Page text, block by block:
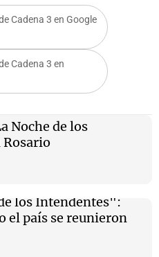
Cadena 3 en Google
Cadena 3 en
Noche de los
los Intendentes":
el país se reunieron